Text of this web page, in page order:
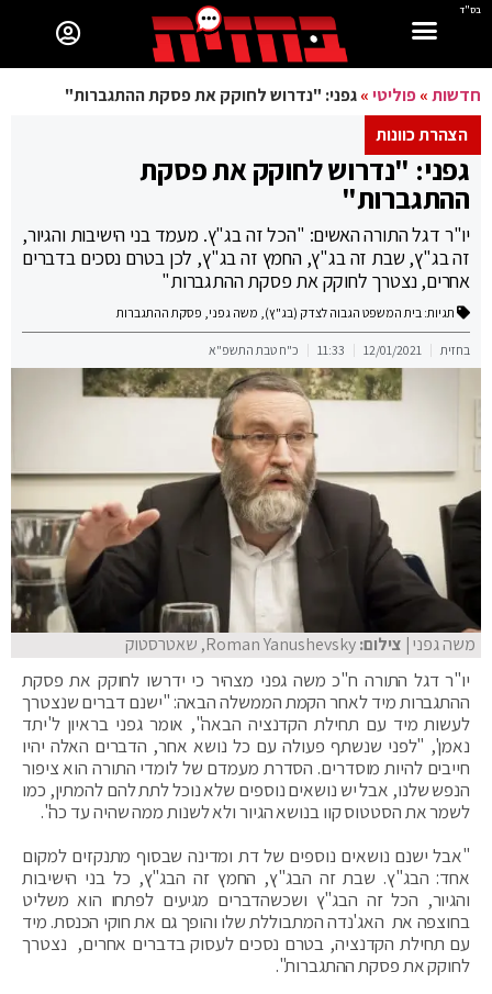
בס"ד
חדשות»פוליטי»גפני: "נדרוש לחוקק את פסקת ההתגברות"
הצהרת כוונות
גפני: "נדרוש לחוקק את פסקת
ההתגברות"
יו"ר דגל התורה האשים: "הכל זה בג"ץ. מעמד בני הישיבות והגיור,
זה בג"ץ, שבת זה בג"ץ, החמץ זה בג"ץ, לכן בטרם נסכים בדברים
אחרים, נצטרך לחוקק את פסקת ההתגברות"
תגיות: בית המשפט הגבוה לצדק (בג"ץ), משה גפני, פסקת ההתגברות
בחזית 12/01/2021
11:33 כ"ח טבת התשפ"א
משה גפני| צילום:Roman Yanushevsky, שאטרסטוק
יו"ר דגל התורה ח"כ משה גפני מצהיר כי ידרשו לחוקק את פסקת
ההתגברות מיד לאחר הקמת הממשלה הבאה: "ישנם דברים שנצטרך
לעשות מיד עם תחילת הקדנציה הבאה", אומר גפני בראיון ל'יתד
נאמן', "לפני שנשתף פעולה עם כל נושא אחר, הדברים האלה יהיו
חייבים להיות מוסדרים. הסדרת מעמדם של לומדי התורה הוא ציפור
הנפש שלנו, אבל יש נושאים נוספים שלא נוכל לתת להם להמתין, כמו
לשמר את הסטטוס קוו בנושא הגיור ולא לשנות ממה שהיה עד כה".
"אבל ישנם נושאים נוספים של דת ומדינה שבסוף מתנקזים למקום
אחד: הבג"ץ. שבת זה הבג"ץ, החמץ זה הבג"ץ, כל בני הישיבות
והגיור, הכל זה הבג"ץ ושכשהדברים מגיעים לפתחו הוא משליט
בחוצפה את האג'נדה המתבוללת שלו והופך גם את חוקי הכנסת. מיד
עם תחילת הקדנציה, בטרם נסכים לעסוק בדברים אחרים, נצטרך
לחוקק את פסקת ההתגברות".